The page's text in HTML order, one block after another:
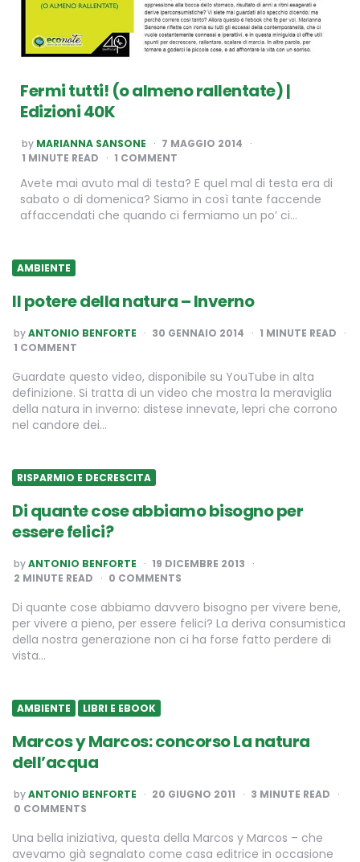
Fermi tutti! (o almeno rallentate) |
Edizioni 40K
POSTED
BY
by MARIANNA SANSONE
7 MAGGIO 2014
1 MINUTE READ 1 COMMENT
Avete mai avuto mal di testa? E quel mal di testa era di
sabato o di domenica? Siamo in così tante faccende
affaccendati che quando ci fermiamo un po’ ci…
AMBIENTE
Il potere della natura – Inverno
POSTED
BY
byANTONIO BENFORTE 30 GENNAIO 2014 1 MINUTE READ
1 COMMENT
Guardate questo video, disponibile su YouTube in alta
definizione. Si tratta di un video che mostra la meraviglia
della natura in inverno: distese innevate, lepri che corrono
nel candore dei…
RISPARMIO E DECRESCITA
Di quante cose abbiamo bisogno per
essere felici?
POSTED
BY
byANTONIO BENFORTE
19 DICEMBRE 2013
2 MINUTE READ 0 COMMENTS
Di quante cose abbiamo davvero bisogno per vivere bene,
per vivere a pieno, per essere felici? La deriva consumistica
della nostra generazione non ci ha forse fatto perdere di
vista…
AMBIENTE LIBRI E EBOOK
Marcos y Marcos: concorso La natura
dell’acqua
POSTED
BY
byANTONIO BENFORTE 20 GIUGNO 2011 3 MINUTE READ
0 COMMENTS
Una bella iniziativa, questa della Marcos y Marcos – che
avevamo già segnalato come casa editrice in occasione